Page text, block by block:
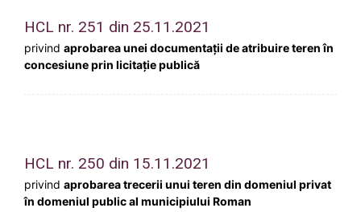
HCL nr. 251 din 25.11.2021
privind aprobarea unei documentații de atribuire teren în
concesiune prin licitație publică
HCL nr. 250 din 15.11.2021
privind aprobarea trecerii unui teren din domeniul privat
în domeniul public al municipiului Roman